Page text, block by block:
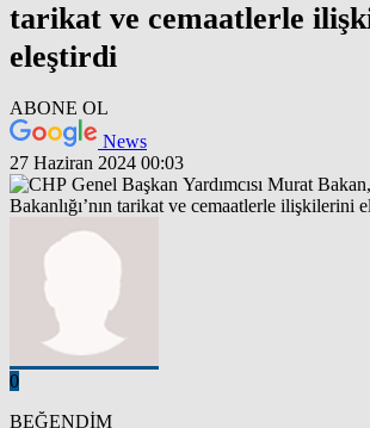
tarikat ve cemaatlerle
eleştirdi
ABONE OL
News
27 Haziran 2024 00:03
0
BEĞENDİM